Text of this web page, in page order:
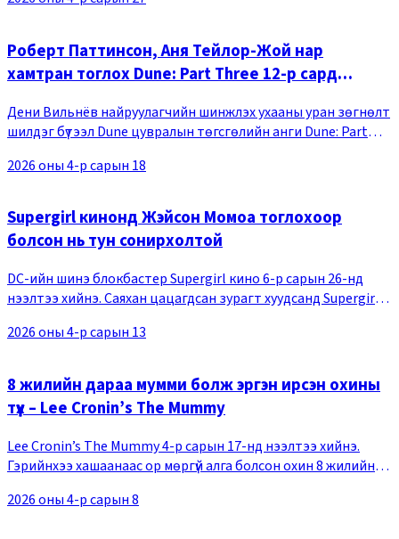
Роберт Паттинсон, Аня Тейлор-Жой нар
хамтран тоглох Dune: Part Three 12-р сард
Дени Вильнёв найруулагчийн шинжлэх ухааны уран зөгнөлт
шилдэг бүтээл Dune цувралын төгсгөлийн анги Dune: Part
Кино үйлдвэрлэгчийн зүгээс саяхан
2026 оны 4-р сарын 18
Supergirl кинонд Жэйсон Момоа тоглохоор
болсон нь тун сонирхолтой
DC-ийн шинэ блокбастер Supergirl кино 6-р сарын 26-нд
нээлтээ хийнэ. Саяхан цацагдсан зурагт хуудсанд Supergirl-
буулгажээ.Superman, Supergirl хоёрыг бэлгэд
2026 оны 4-р сарын 13
8 жилийн дараа мумми болж эргэн ирсэн охины
түүх – Lee Cronin’s The Mummy
Lee Cronin’s The Mummy 4-р сарын 17-нд нээлтээ хийнэ.
Гэрийнхээ хашаанаас ор мөргүй алга болсон охин 8 жилийн
дайрлагад өртөж байгаа тухай тус
2026 оны 4-р сарын 8